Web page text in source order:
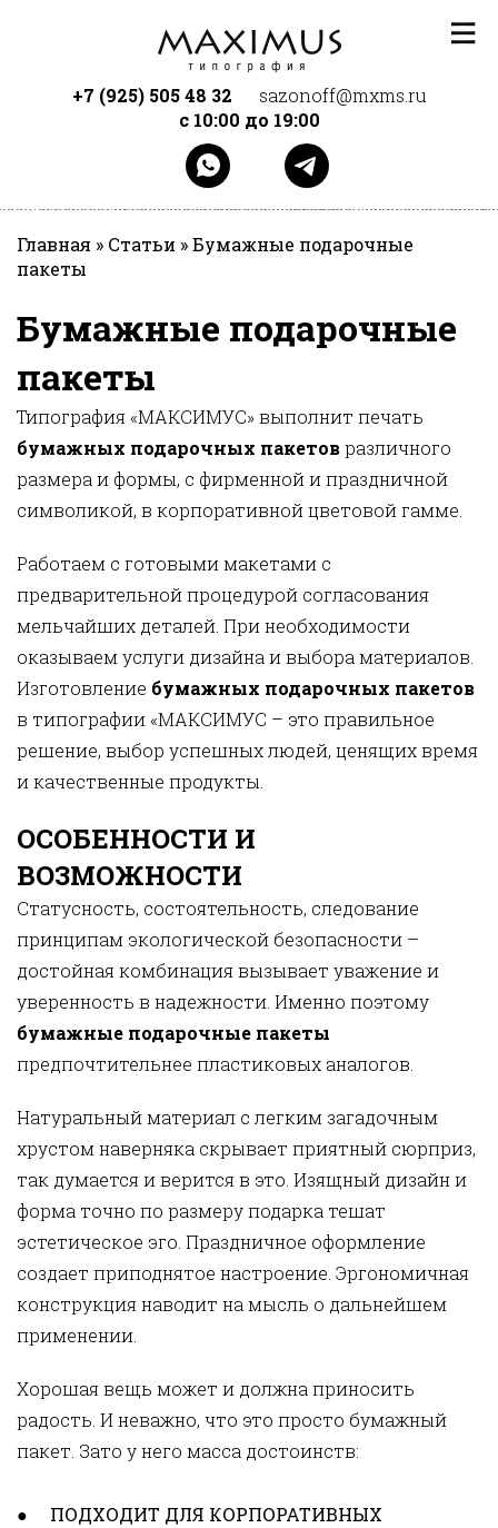
+7 (925) 505 48 32
sazonoff@mxms.ru
с 10:00 до 19:00
Главная » Статьи »Бумажные подарочные
пакеты
Бумажные подарочные
пакеты
Типография «МАКСИМУС» выполнит печать
бумажных подарочных пакетовразличного
размера и формы, с фирменной и праздничной
символикой, в корпоративной цветовой гамме.
Работаем с готовыми макетами с
предварительной процедурой согласования
мельчайших деталей. При необходимости
оказываем услуги дизайна и выбора материалов.
Изготовление бумажных подарочных пакетов
в типографии «МАКСИМУС – это правильное
решение, выбор успешных людей, ценящих время
и качественные продукты.
ОСОБЕННОСТИ И
ВОЗМОЖНОСТИ
Статусность, состоятельность, следование
принципам экологической безопасности –
достойная комбинация вызывает уважение и
уверенность в надежности. Именно поэтому
бумажные подарочные пакеты
предпочтительнее пластиковых аналогов.
Натуральный материал с легким загадочным
хрустом наверняка скрывает приятный сюрприз,
так думается и верится в это. Изящный дизайн и
форма точно по размеру подарка тешат
эстетическое эго. Праздничное оформление
создает приподнятое настроение. Эргономичная
конструкция наводит на мысль о дальнейшем
применении.
Хорошая вещь может и должна приносить
радость. И неважно, что это просто бумажный
пакет. Зато у него масса достоинств:
ПОДХОДИТ ДЛЯ КОРПОРАТИВНЫХ